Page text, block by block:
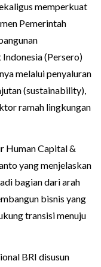
memperkuat
Pemerintah
(Persero)
melalui penyaluran
(sustainability),
ramah lingkungan
Human Capital &
yang menjelaskan
bagian dari arah
bisnis yang
transisi menuju
BRI disusun